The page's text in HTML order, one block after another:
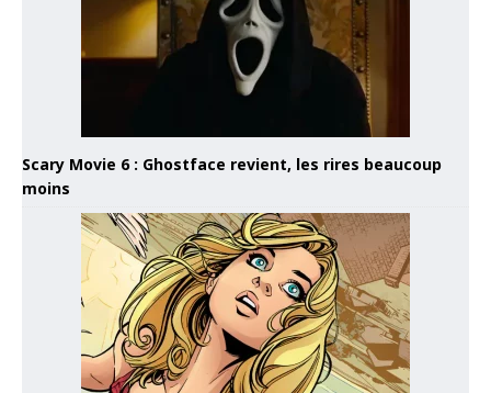
Scary Movie 6 : Ghostface revient, les rires beaucoup
moins